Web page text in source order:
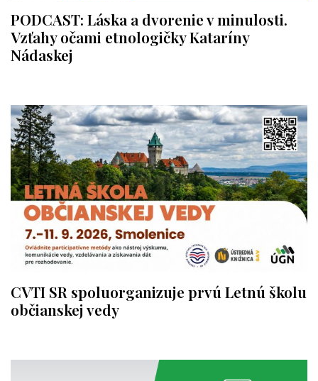
PODCAST: Láska a dvorenie v minulosti.
Vzťahy očami etnologičky Kataríny
Nádaskej
CVTI SR spoluorganizuje prvú Letnú školu
občianskej vedy